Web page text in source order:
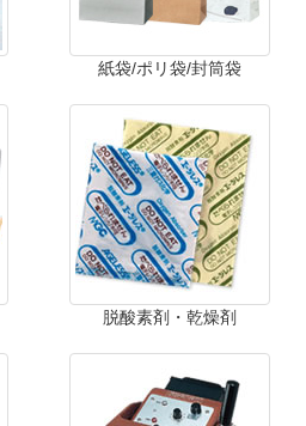
紙袋/ポリ袋/封筒袋
脱酸素剤・乾燥剤